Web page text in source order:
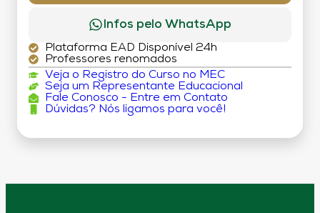
Infos pelo WhatsApp
Plataforma EAD Disponível 24h
Professores renomados
Veja o Registro do Curso no MEC
Seja um Representante Educacional
Fale Conosco - Entre em Contato
Dúvidas? Nós ligamos para você!